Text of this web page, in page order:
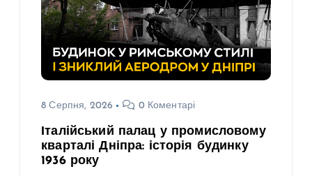
8 Серпня, 2026 0 Коментарі
Італійський палац у промисловому
кварталі Дніпра: історія будинку
1936 року